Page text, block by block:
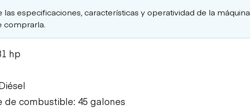
las especificaciones, características y operatividad de la máquina
comprarla.
hp
combustible: 45 galones